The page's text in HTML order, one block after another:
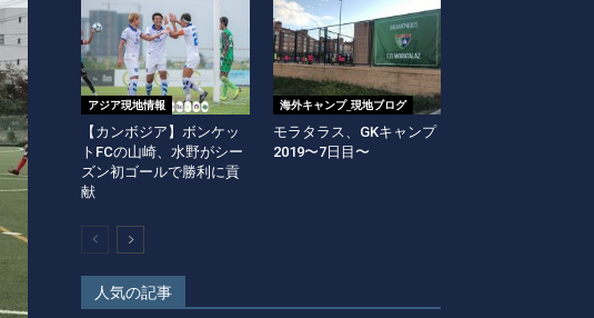
アジア現地情報
【カンボジア】ボンケッ
トFCの山崎、水野がシー
ズン初ゴールで勝利に貢
献
海外キャンプ_現地ブログ
モラタラス、GKキャンプ
2019〜7日目〜
人気の記事